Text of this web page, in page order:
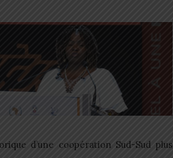
d’une coopération Sud-Sud plus